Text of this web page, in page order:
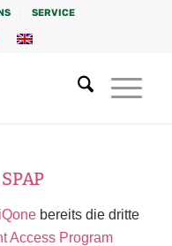
SERVICE
iQonebereits die dritte
Access Program